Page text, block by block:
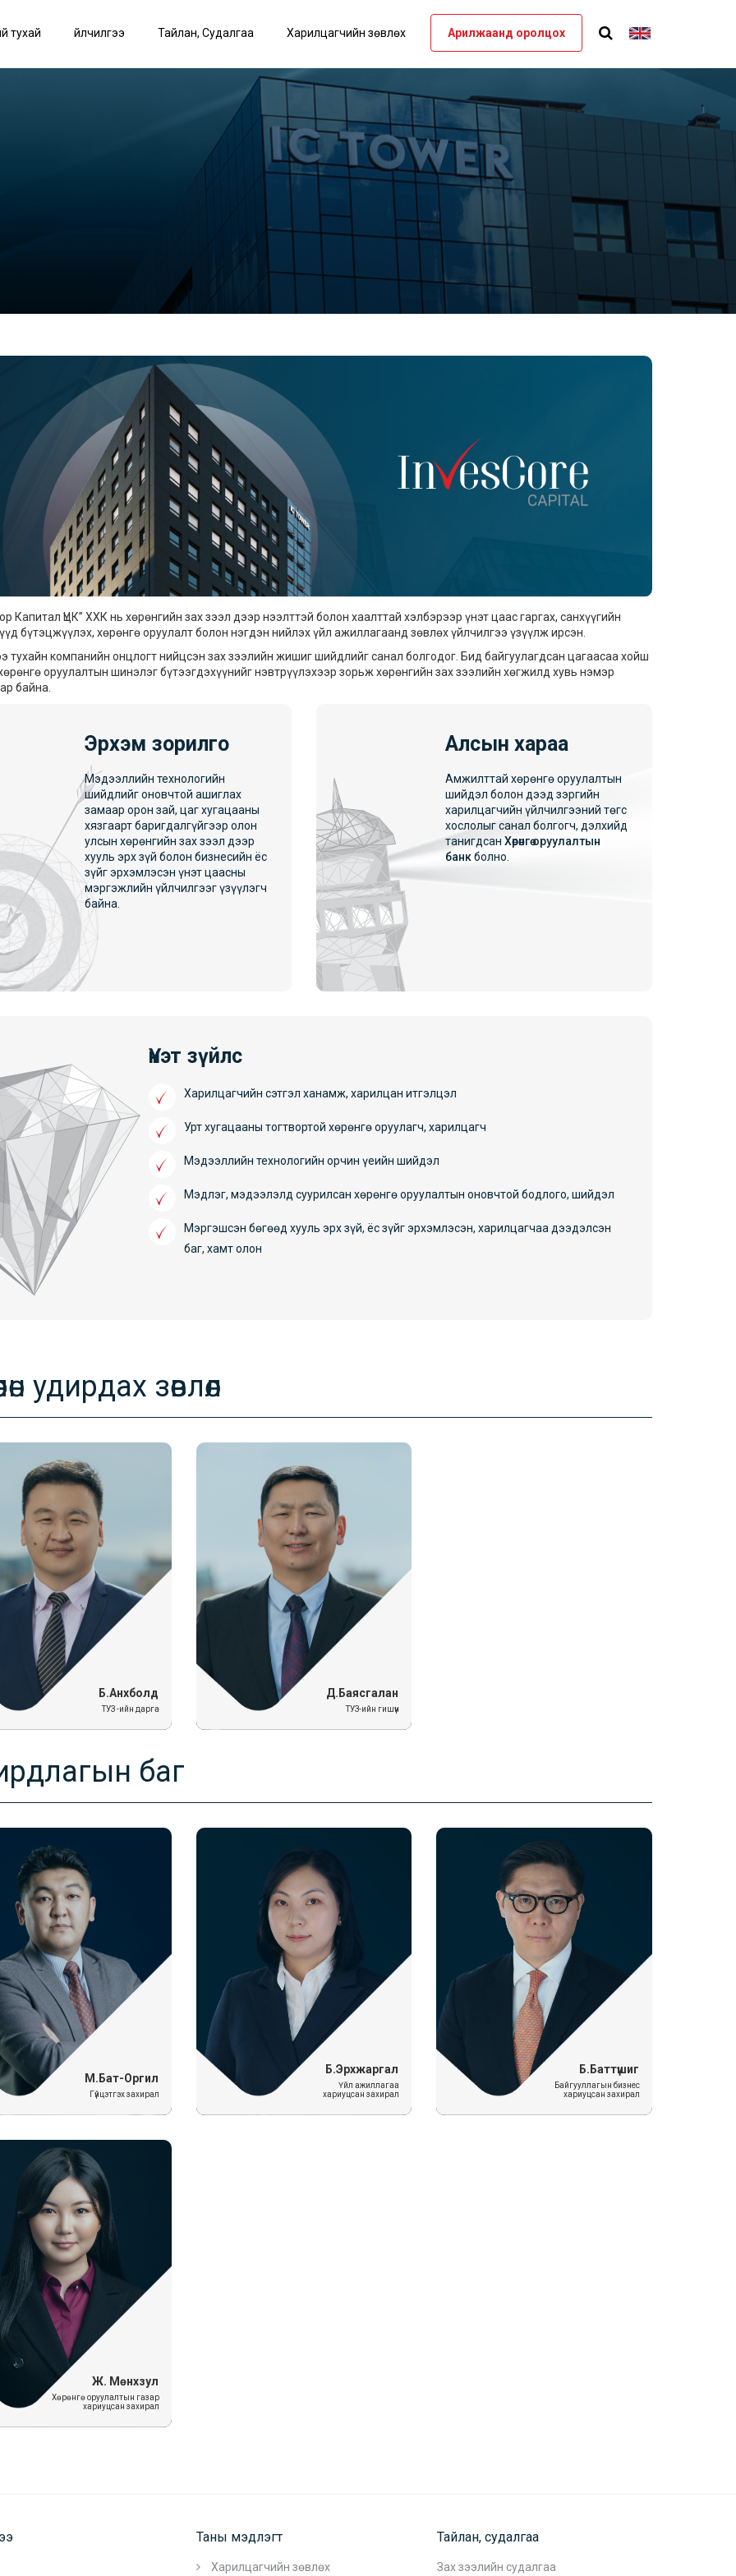
тухай Үйлчилгээ Тайлан, Судалгаа Харилцагчийн зөвлөх Арилжаанд оролцох
Капитал ҮЦК” ХХК нь хөрөнгийн зах зээл дээр нээлттэй болон хаалттай хэлбэрээр үнэт цаас гаргах, санхүүгийн
бүтэцжүүлэх, хөрөнгө оруулалт болон нэгдэн нийлэх үйл ажиллагаанд зөвлөх үйлчилгээ үзүүлж ирсэн.
тухайн компанийн онцлогт нийцсэн зах зээлийн жишиг шийдлийг санал болгодог. Бид байгуулагдсан цагаасаа хойш
оруулалтын шинэлэг бүтээгдэхүүнийг нэвтрүүлэхээр зорьж хөрөнгийн зах зээлийн хөгжилд хувь нэмэр
байна.
Эрхэм зорилго
Мэдээллийн технологийн
шийдлийг оновчтой ашиглах
замаар орон зай, цаг хугацааны
хязгаарт баригдалгүйгээр олон
улсын хөрөнгийн зах зээл дээр
хууль эрх зүй болон бизнесийн ёс
зүйг эрхэмлэсэн үнэт цаасны
мэргэжлийн үйлчилгээг үзүүлэгч
байна.
Алсын хараа
Амжилттай хөрөнгө оруулалтын
шийдэл болон дээд зэргийн
харилцагчийн үйлчилгээний төгс
хослолыг санал болгогч, дэлхийд
танигдсан Хөрөнгө оруулалтын
банкболно.
Үнэт зүйлс
Харилцагчийн сэтгэл ханамж, харилцан итгэлцэл
Урт хугацааны тогтвортой хөрөнгө оруулагч, харилцагч
Мэдээллийн технологийн орчин үеийн шийдэл
Мэдлэг, мэдээлэлд суурилсан хөрөнгө оруулалтын оновчтой бодлого, шийдэл
Мэргэшсэн бөгөөд хууль эрх зүй, ёс зүйг эрхэмлэсэн, харилцагчаа дээдэлсэн
баг, хамт олон
удирдах зөвлөл
Б.Анхболд
ТУЗ -ийн дарга
Д.Баясгалан
ТУЗ-ийн гишүүн
баг
М.Бат-Оргил
Гүйцэтгэх захирал
Б.Эрхжаргал
Үйл ажиллагаа
хариуцсан захирал
Б.Баттүшиг
Байгууллагын бизнес
хариуцсан захирал
Ж. Мөнхзул
Хөрөнгө оруулалтын газар
хариуцсан захирал
Таны мэдлэгт
Харилцагчийн зөвлөх
Тайлан, судалгаа
Зах зээлийн судалгаа